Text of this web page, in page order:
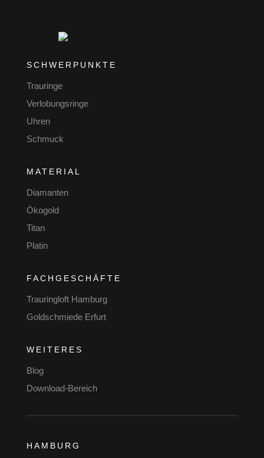
SCHWERPUNKTE
Trauringe
Verlobungsringe
Uhren
Schmuck
MATERIAL
Diamanten
Ökogold
Titan
Platin
FACHGESCHÄFTE
Trauringloft Hamburg
Goldschmiede Erfurt
WEITERES
Blog
Download-Bereich
HAMBURG